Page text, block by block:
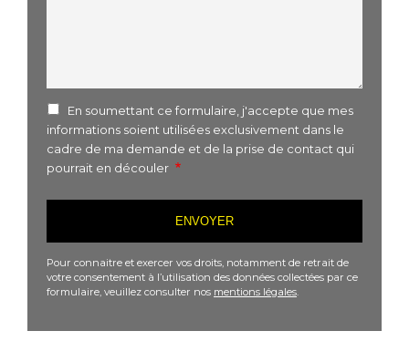
En soumettant ce formulaire, j'accepte que mes
informations soient utilisées exclusivement dans le
cadre de ma demande et de la prise de contact qui
pourrait en découler
Pour connaitre et exercer vos droits, notamment de retrait de
votre consentement à l’utilisation des données collectées par ce
formulaire, veuillez consulter nos mentions légales.